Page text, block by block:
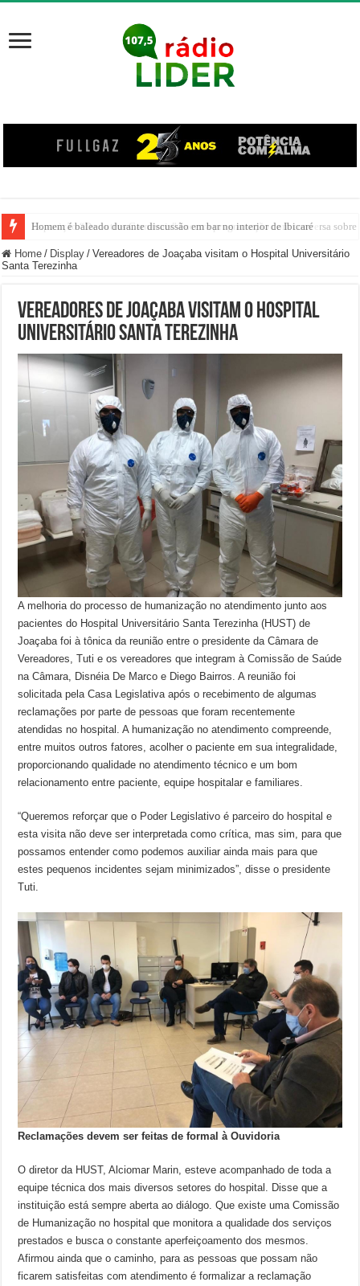
Exposição “De outros Carnavais” encerra programação com conversa
Home / Display / Vereadores de Joaçaba visitam o Hospital Universitário
Santa Terezinha
Vereadores de Joaçaba visitam o Hospital
Universitário Santa Terezinha
A melhoria do processo de humanização no atendimento junto aos
pacientes do Hospital Universitário Santa Terezinha (HUST) de
Joaçaba foi à tônica da reunião entre o presidente da Câmara de
Vereadores, Tuti e os vereadores que integram à Comissão de Saúde
na Câmara, Disnéia De Marco e Diego Bairros. A reunião foi
solicitada pela Casa Legislativa após o recebimento de algumas
reclamações por parte de pessoas que foram recentemente
atendidas no hospital. A humanização no atendimento compreende,
entre muitos outros fatores, acolher o paciente em sua integralidade,
proporcionando qualidade no atendimento técnico e um bom
relacionamento entre paciente, equipe hospitalar e familiares.
“Queremos reforçar que o Poder Legislativo é parceiro do hospital e
esta visita não deve ser interpretada como crítica, mas sim, para que
possamos entender como podemos auxiliar ainda mais para que
estes pequenos incidentes sejam minimizados”, disse o presidente
Tuti.
Reclamações devem ser feitas de formal à Ouvidoria
O diretor da HUST, Alciomar Marin, esteve acompanhado de toda a
equipe técnica dos mais diversos setores do hospital. Disse que a
instituição está sempre aberta ao diálogo. Que existe uma Comissão
de Humanização no hospital que monitora a qualidade dos serviços
prestados e busca o constante aperfeiçoamento dos mesmos.
Afirmou ainda que o caminho, para as pessoas que possam não
ficarem satisfeitas com atendimento é formalizar a reclamação